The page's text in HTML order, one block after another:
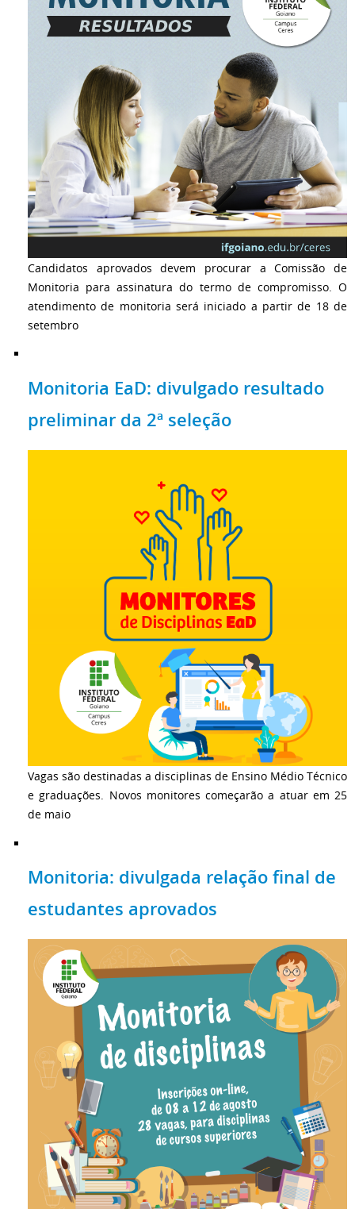
Candidatos aprovados devem procurar a Comissão de
Monitoria para assinatura do termo de compromisso. O
atendimento de monitoria será iniciado a partir de 18 de
setembro
Monitoria EaD: divulgado resultado
preliminar da 2ª seleção
Vagas são destinadas a disciplinas de Ensino Médio Técnico
e graduações. Novos monitores começarão a atuar em 25
de maio
Monitoria: divulgada relação final de
estudantes aprovados